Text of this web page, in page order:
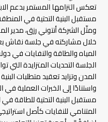
تعكس التزامها المستمر بدعم
مستقبل البنية التحتية في
ومثّل الشركة أنتوني رزق،
خلال مشاركته في جلسة نقاش
المياه والطاقة والنفايات في
الجلسة التحديات المتزايدة
المدن وتزايد تعقيد متطلبات البنية
واستنادًا إلى الخبرات العملية
مستقبل البنية التحتية للطاقة في
المتنامي للنفايات كأصل